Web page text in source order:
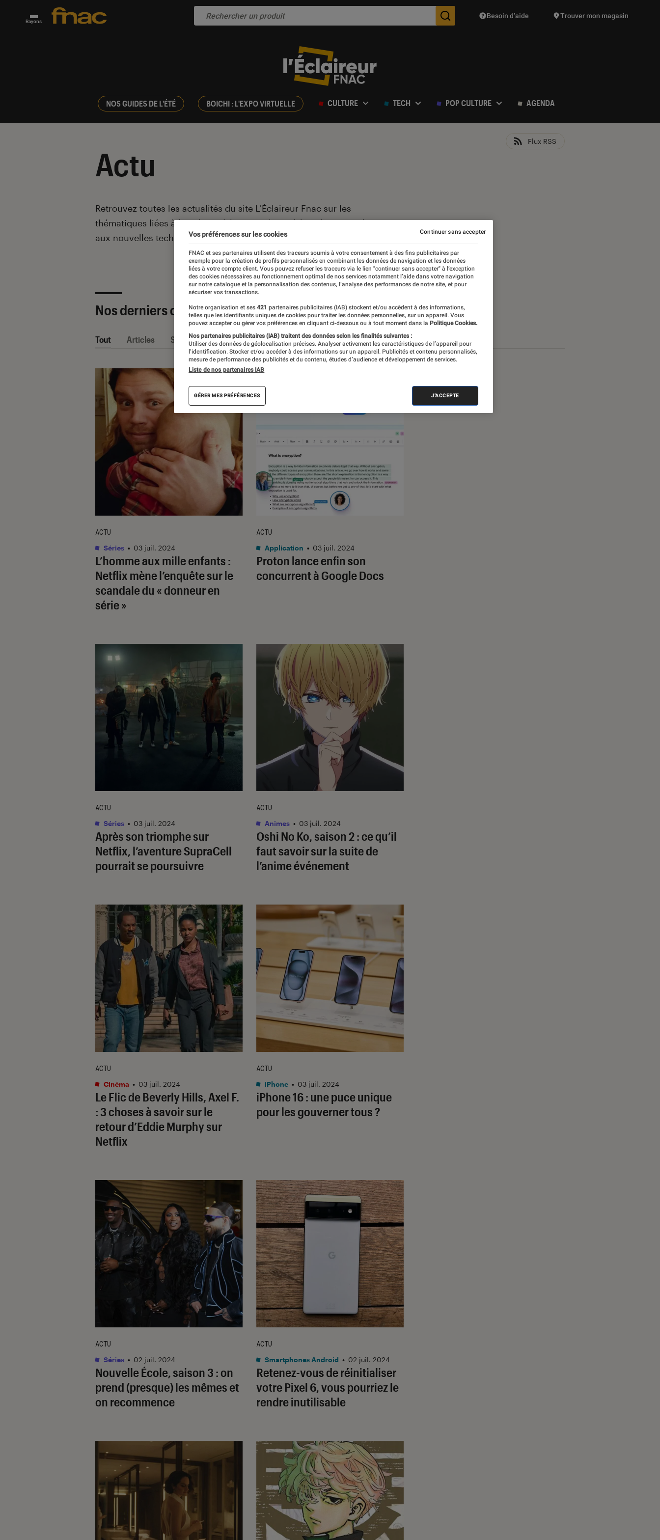
Rayons Des suggestions de produits vont vous être proposées
Besoin d’aide Trouver mon magasin
NOS GUIDES DE L'ÉTÉ BOICHI : L'EXPO VIRTUELLE CULTURE TECH POP CULTURE AGENDA
Actu
Flux RSS
Introduction
Retrouvez toutes les actualités du site L’Éclaireur Fnac sur les
thématiques liées à la culture, à la pop culture, à la culture numérique et
aux nouvelles technologies.
Nos derniers contenus
Tout Articles Sélections et guides Tests
L’homme aux mille enfants :
Netflix mène l’enquête sur le
scandale du « donneur en
série »
ACTU
Séries • 03 juil. 2024
Proton lance enfin son
concurrent à Google Docs
ACTU
Application • 03 juil. 2024
Après son triomphe sur
Netflix, l’aventureSupraCell
pourrait se poursuivre
ACTU
Séries • 03 juil. 2024
Oshi No Ko, saison 2 : ce qu’il
faut savoir sur la suite de
l’anime événement
ACTU
Animes • 03 juil. 2024
Le Flic de Beverly Hills, Axel F.
: 3 choses à savoir sur le
retour d’Eddie Murphy sur
Netflix
ACTU
Cinéma • 03 juil. 2024
iPhone 16 : une puce unique
pour les gouverner tous ?
ACTU
iPhone • 03 juil. 2024
Nouvelle École, saison 3 : on
prend (presque) les mêmes et
on recommence
ACTU
Séries • 02 juil. 2024
Retenez-vous de réinitialiser
votre Pixel 6, vous pourriez le
rendre inutilisable
ACTU
Smartphones Android • 02 juil. 2024
Vos préférences sur les cookies
FNAC et ses partenaires utilisent des traceurs soumis à votre consentement à des fins publicitaires par
exemple pour la création de profils personnalisés en combinant les données de navigation et les données
liées à votre compte client. Vous pouvez refuser les traceurs via le lien "continuer sans accepter" à l’exception
des cookies nécessaires au fonctionnement optimal de nos services notamment l’aide dans votre navigation
sur notre catalogue et la personnalisation des contenus, l’analyse des performances de notre site, et pour
sécuriser vos transactions.
Notre organisation et ses 421 partenaires publicitaires (IAB) stockent et/ou accèdent à des informations,
telles que les identifiants uniques de cookies pour traiter les données personnelles, sur un appareil. Vous
pouvez accepter ou gérer vos préférences en cliquant ci-dessous ou à tout moment dans la Politique Cookies.
Nos partenaires publicitaires (IAB) traitent des données selon les finalités suivantes :
Utiliser des données de géolocalisation précises. Analyser activement les caractéristiques de l’appareil pour
l’identification. Stocker et/ou accéder à des informations sur un appareil. Publicités et contenu personnalisés,
mesure de performance des publicités et du contenu, études d’audience et développement de services.
Liste de nos partenaires IAB
GÉRER MES PRÉFÉRENCES J'ACCEPTE
Continuer sans accepter